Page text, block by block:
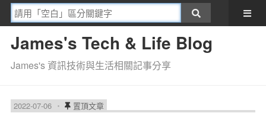
James's Tech & Life Blog
James's 資訊技術與生活相關記事分享
2022-07-06 置頂文章